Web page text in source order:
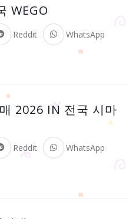
WEGO
Reddit WhatsApp
2026 IN 전국 시마
Reddit WhatsApp